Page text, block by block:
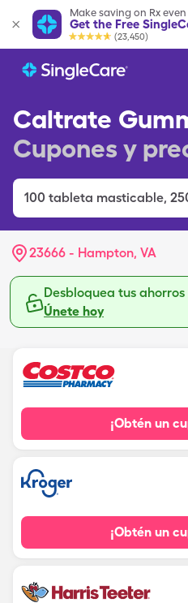
Make saving on Rx
Get the Free
(23,450)
Caltrate
Cupones y
100 tableta masticable,
23666 - Hampton, VA
Desbloquea tus
Únete hoy
¡Obtén un
¡Obtén un